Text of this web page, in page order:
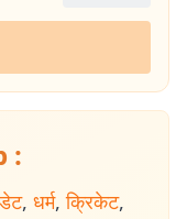
:
, धर्म, क्रिकेट,